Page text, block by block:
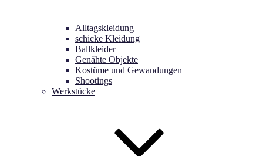
Alltagskleidung
schicke Kleidung
Ballkleider
Genähte Objekte
Kostüme und Gewandungen
Shootings
Werkstücke